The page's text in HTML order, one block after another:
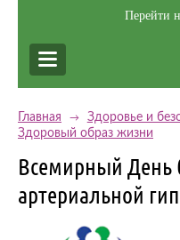
Перейти
Главная → Здоровье и
Здоровый образ жизни
Всемирный День
артериальной